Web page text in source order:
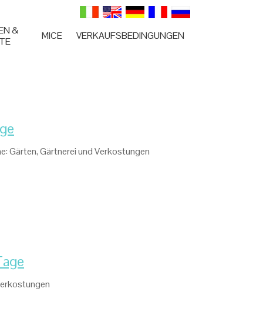
&
MICE VERKAUFSBEDINGUNGEN
Gärten, Gärtnerei und Verkostungen